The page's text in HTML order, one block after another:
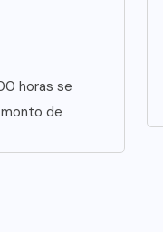
horas se
de